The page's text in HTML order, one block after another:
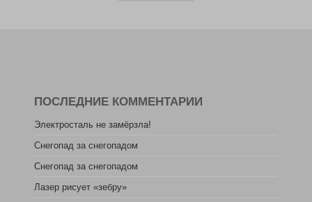
ПОСЛЕДНИЕ КОММЕНТАРИИ
Электросталь не замёрзла!
Снегопад за снегопадом
Снегопад за снегопадом
Лазер рисует «зебру»